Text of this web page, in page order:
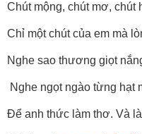
Chút mộng, chút mơ,
Chỉ một chút của em mà
Nghe sao thương giọt
Nghe ngọt ngào từng hạt
Để anh thức làm thơ. Và